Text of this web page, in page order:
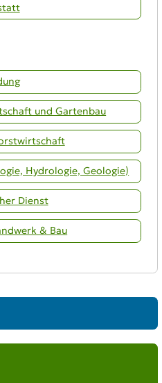
und Gartenbau
Hydrologie, Geologie)
Dienst
& Bau